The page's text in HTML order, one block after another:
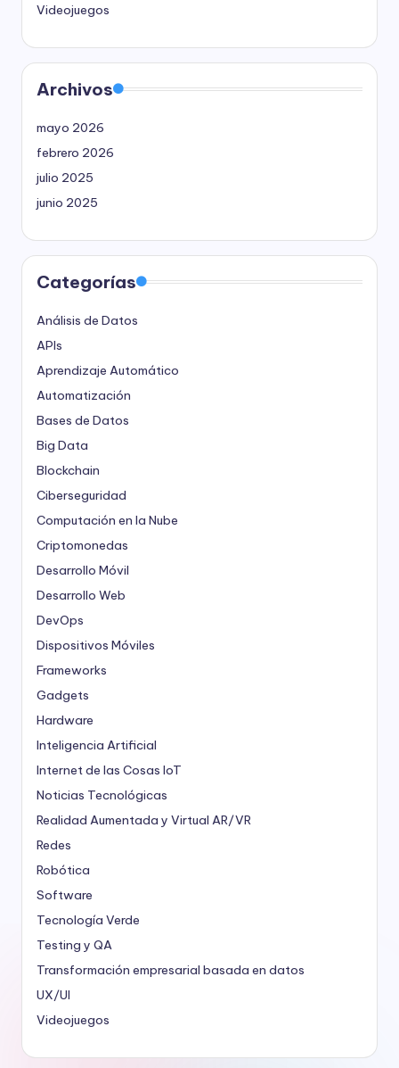
Videojuegos
Archivos
mayo 2026
febrero 2026
julio 2025
junio 2025
Categorías
Análisis de Datos
APIs
Aprendizaje Automático
Automatización
Bases de Datos
Big Data
Blockchain
Ciberseguridad
Computación en la Nube
Criptomonedas
Desarrollo Móvil
Desarrollo Web
DevOps
Dispositivos Móviles
Frameworks
Gadgets
Hardware
Inteligencia Artificial
Internet de las Cosas IoT
Noticias Tecnológicas
Realidad Aumentada y Virtual AR/VR
Redes
Robótica
Software
Tecnología Verde
Testing y QA
Transformación empresarial basada en datos
UX/UI
Videojuegos